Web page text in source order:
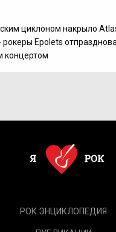
циклоном накрыло
рокеры Epolets
концертом
РОК.ЭНЦИКЛОПЕДИЯ